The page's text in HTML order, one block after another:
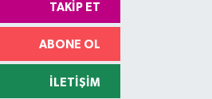
TAKIP ET
ABONE OL
İLETIŞIM